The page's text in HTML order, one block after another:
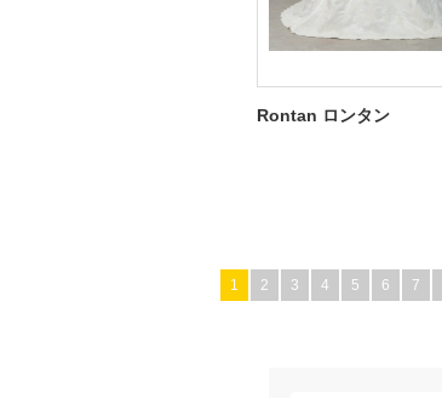
Rontan ロンタン
1 2 3 4 5 6 7